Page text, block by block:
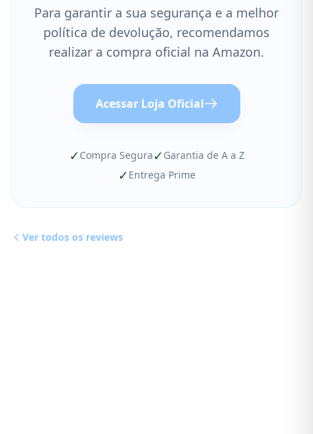
Para garantir a sua segurança e a melhor
política de devolução, recomendamos
realizar a compra oficial na Amazon.
Acessar Loja Oficial
✓ Compra Segura✓ Garantia de A a Z
✓ Entrega Prime
Ver todos os reviews